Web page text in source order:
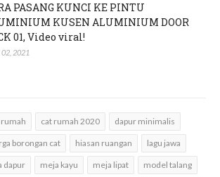
PASANG KUNCI KE PINTU
KUSEN ALUMINIUM DOOR
01, Video viral!
2021
rumah cat rumah 2020 dapur minimalis
borongan cat hiasan ruangan lagu jawa
dapur meja kayu meja lipat model talang